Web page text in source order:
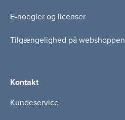
E-noegler og licenser
Tilgængelighed på webshoppen
Kontakt
Kundeservice